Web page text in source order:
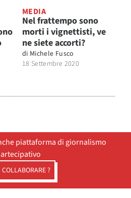
MEDIA
Nel frattempo sono
morti i vignettisti, ve
ne siete accorti?
di Michele Fusco
18 Settembre 2020
piattaforma di giornalismo
?